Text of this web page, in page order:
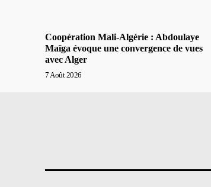
Coopération Mali-Algérie : Abdoulaye
Maïga évoque une convergence de vues
avec Alger
7 Août 2026